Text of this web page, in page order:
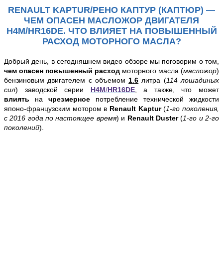
RENAULT KAPTUR/РЕНО КАПТУР (КАПТЮР) —
ЧЕМ ОПАСЕН МАСЛОЖОР ДВИГАТЕЛЯ
H4M/HR16DE. ЧТО ВЛИЯЕТ НА ПОВЫШЕННЫЙ
РАСХОД МОТОРНОГО МАСЛА?
Добрый день, в сегодняшнем видео обзоре мы поговорим о том,
чем опасен повышенный расход моторного масла (масложор)
бензиновым двигателем с объемом 1 .6 литра (114 лошадиных
сил) заводской серии H4M/HR16DE, а также, что может
влиять на чрезмерное потребление технической жидкости
японо-французским мотором в Renault Kaptur(1-го поколения,
с 2016 года по настоящее время) и Renault Duster(1-го и 2-го
поколений)